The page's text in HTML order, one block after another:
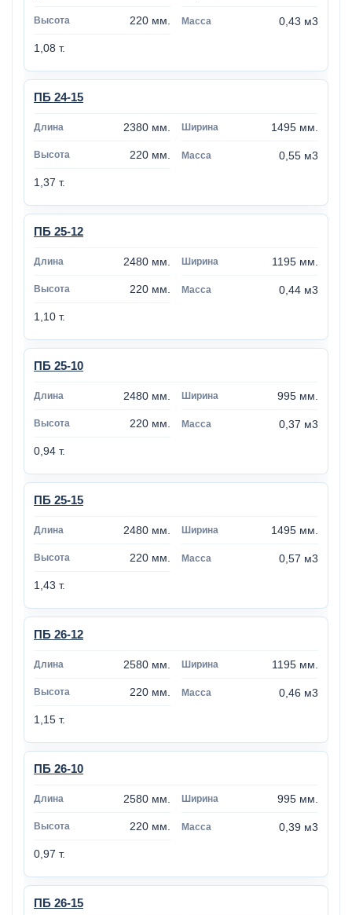
220 мм. 0,43 м3
1,08 т.
ПБ 24-15
2380 мм. 1495 мм.
220 мм. 0,55 м3
1,37 т.
ПБ 25-12
2480 мм. 1195 мм.
220 мм. 0,44 м3
1,10 т.
ПБ 25-10
2480 мм. 995 мм.
220 мм. 0,37 м3
0,94 т.
ПБ 25-15
2480 мм. 1495 мм.
220 мм. 0,57 м3
1,43 т.
ПБ 26-12
2580 мм. 1195 мм.
220 мм. 0,46 м3
1,15 т.
ПБ 26-10
2580 мм. 995 мм.
220 мм. 0,39 м3
0,97 т.
ПБ 26-15